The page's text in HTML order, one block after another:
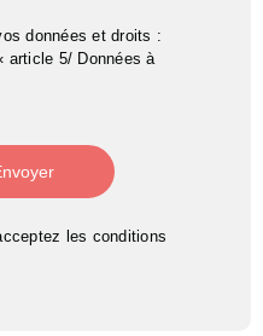
données et droits :
« article 5/ Données à
les conditions